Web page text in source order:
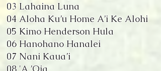
03 Lahaina Luna
04 Aloha Ku’u Home A’i Ke Alohi
05 Kimo Henderson Hula
06 Hanohano Hanalei
07 Nani Kaua’i